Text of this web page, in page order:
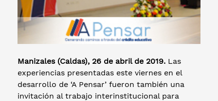
Manizales (Caldas), 26 de abril de 2019. Las
experiencias presentadas este viernes en el
desarrollo de ‘A Pensar’ fueron también una
invitación al trabajo interinstitucional para